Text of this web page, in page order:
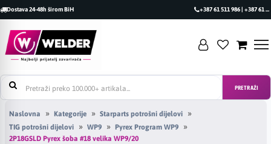
Dostava 24-48h širom BiH +387 61 511 986 | +387 61 493 470
PRETRAŽI
Naslovna Kategorije
Starparts potrošni dijelovi
TIG potrošni dijelovi
WP9
Pyrex Program WP9
2P18GSLD Pyrex šoba #18 velika WP9/20